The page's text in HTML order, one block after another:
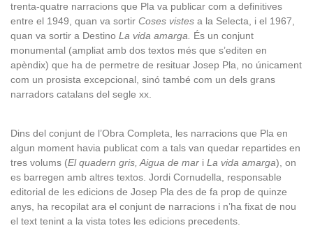
trenta-quatre narracions que Pla va publicar com a definitives
entre el 1949, quan va sortir Coses vistes a la Selecta, i el 1967,
quan va sortir a Destino La vida amarga. És un conjunt
monumental (ampliat amb dos textos més que s’editen en
apèndix) que ha de permetre de resituar Josep Pla, no únicament
com un prosista excepcional, sinó també com un dels grans
narradors catalans del segle xx.
Dins del conjunt de l’Obra Completa, les narracions que Pla en
algun moment havia publicat com a tals van quedar repartides en
tres volums (El quadern gris, Aigua de mar i La vida amarga), on
es barregen amb altres textos. Jordi Cornudella, responsable
editorial de les edicions de Josep Pla des de fa prop de quinze
anys, ha recopilat ara el conjunt de narracions i n’ha fixat de nou
el text tenint a la vista totes les edicions precedents.